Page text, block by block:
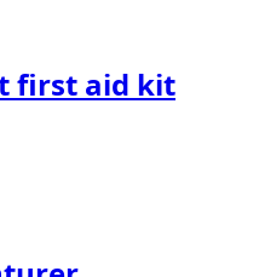
first aid kit